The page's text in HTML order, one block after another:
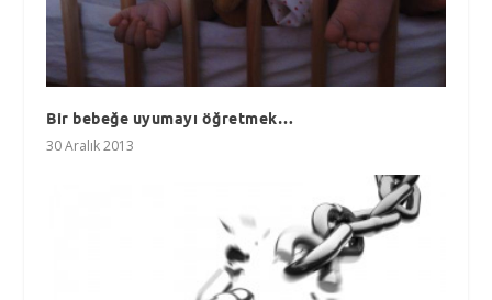
Bir bebeğe uyumayı öğretmek…
30 Aralık 2013